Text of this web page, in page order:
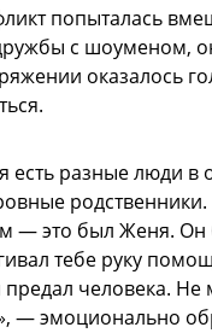
попыталась
с шоуменом,
оказалось
есть разные люди
— это был Женя. Он
тебе руку
предал человека. Не
— эмоционально